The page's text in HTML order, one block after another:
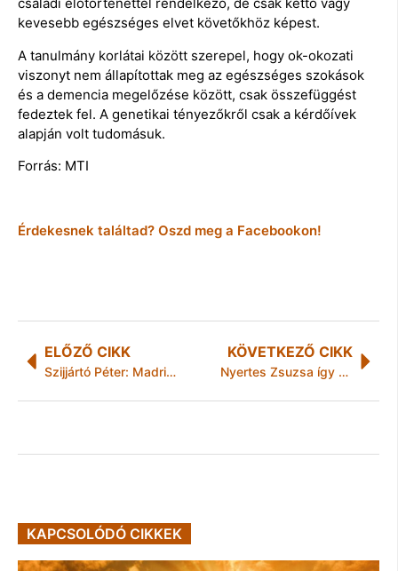
kevesebb egészséges elvet követőkhöz képest.
A tanulmány korlátai között szerepel, hogy ok-okozati
viszonyt nem állapítottak meg az egészséges szokások
és a demencia megelőzése között, csak összefüggést
fedeztek fel. A genetikai tényezőkről csak a kérdőívek
alapján volt tudomásuk.
Forrás: MTI
Érdekesnek találtad? Oszd meg a Facebookon!
ELŐZŐ CIKK
Szijjártó Péter: Madridban felavatták a Puskás Ferencről elnevezett utcát
KÖVETKEZŐ CIKK
Nyertes Zsuzsa így állította meg az idő múlását
KAPCSOLÓDÓ CIKKEK